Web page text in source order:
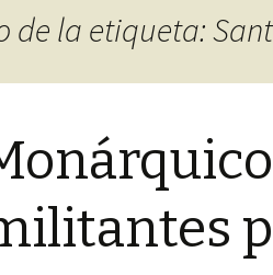
de la etiqueta: